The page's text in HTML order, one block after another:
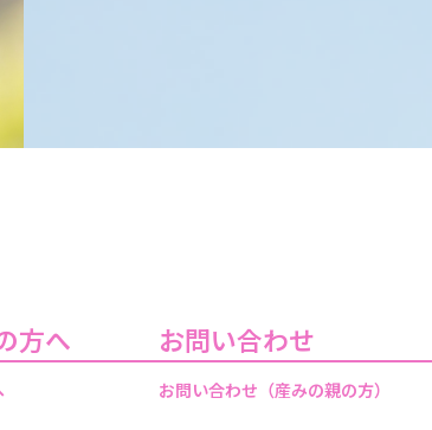
方へ お問い合わせ
お問い合わせ（産みの親の方）